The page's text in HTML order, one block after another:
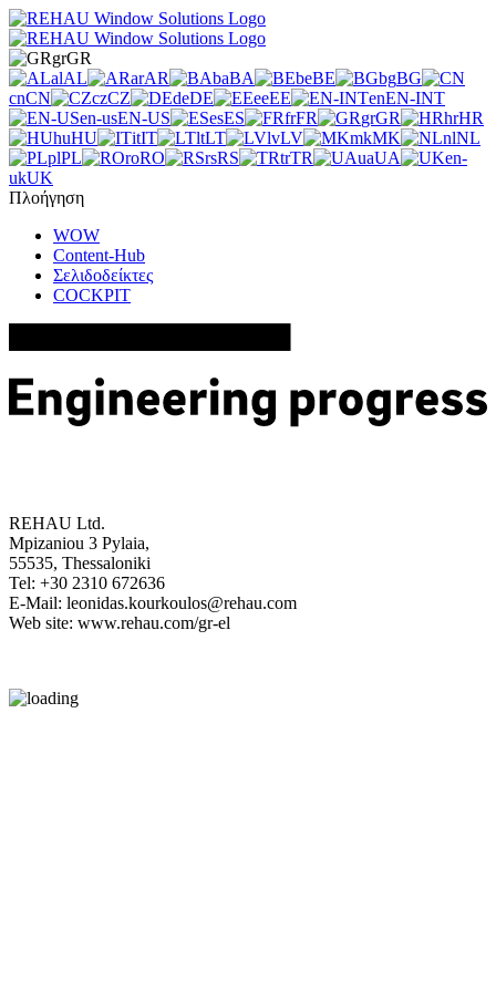
grGR
alAL arAR baBA beBE bgBG
cnCN czCZ deDE eeEE enEN-INT
en-usEN-US esES frFR grGR hrHR
huHU itIT ltLT lvLV mkMK nlNL
plPL roRO rsRS trTR uaUA
en-
ukUK
Πλοήγηση
WOW
Content-Hub
Σελιδοδείκτες
COCKPIT
REHAU Ltd.
Mpizaniou 3 Pylaia,
55535, Thessaloniki
Tel: +30 2310 672636
E-Mail: leonidas.kourkoulos@rehau.com
Web site: www.rehau.com/gr-el